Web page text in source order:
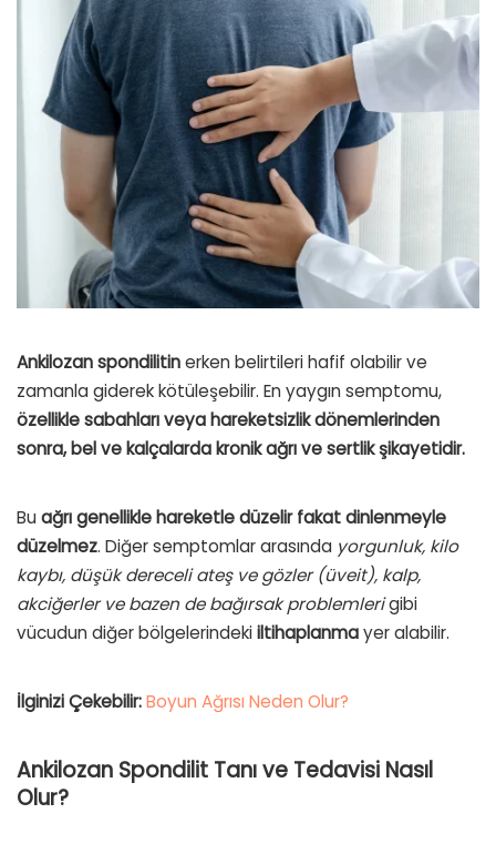
Ankilozan spondilitinerken belirtileri hafif olabilir ve
zamanla giderek kötüleşebilir. En yaygın semptomu,
özellikle sabahları veya hareketsizlik dönemlerinden
sonra, bel ve kalçalarda kronik ağrı ve sertlik şikayetidir.
Bu ağrı genellikle hareketle düzelir fakat dinlenmeyle
düzelmez. Diğer semptomlar arasında yorgunluk, kilo
kaybı, düşük dereceli ateş ve gözler (üveit), kalp,
akciğerler ve bazen de bağırsak problemlerigibi
vücudun diğer bölgelerindekiiltihaplanmayer alabilir.
İlginizi Çekebilir:Boyun Ağrısı Neden Olur?
Ankilozan Spondilit Tanı ve Tedavisi Nasıl
Olur?